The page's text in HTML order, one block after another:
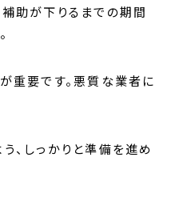
助が下りるまでの期間
重要です。悪質な業者に
、しっかりと準備を進め